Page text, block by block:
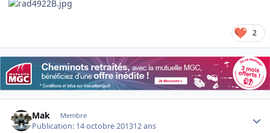
2
Mak Membre
Publication: 14 octobre 201312 ans